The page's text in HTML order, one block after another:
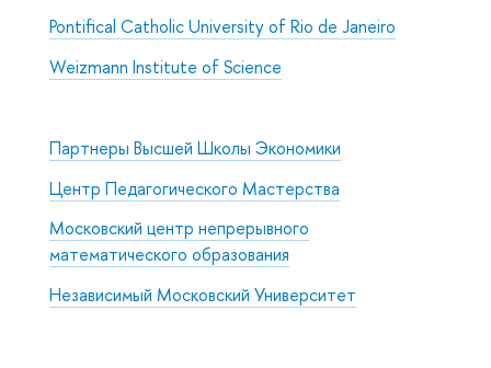
Pontifical Catholic University of Rio de Janeiro
Weizmann Institute of Science
Партнеры Высшей Школы Экономики
Центр Педагогического Мастерства
Московский центр непрерывного
математического образования
Независимый Московский Университет